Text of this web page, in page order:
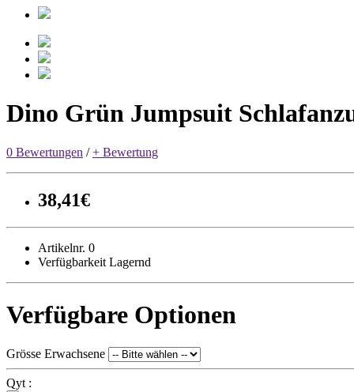
Dino Grün Jumpsuit
0 Bewertungen /+ Bewertung
38,41€
Artikelnr. 0
Verfügbarkeit Lagernd
Verfügbare Optionen
Grösse Erwachsene
Qyt :